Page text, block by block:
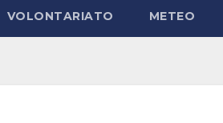
VOLONTARIATO METEO